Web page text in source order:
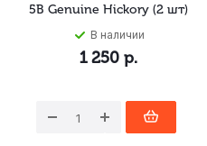
5B Genuine Hickory (2 шт)
В наличии
1 250р.